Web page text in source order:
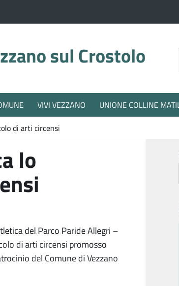
sul Crostolo
VIVI VEZZANO UNIONE COLLINE
di arti circensi
lo
del Parco Paride Allegri –
di arti circensi promosso
del Comune di Vezzano